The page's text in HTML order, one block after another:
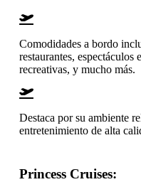
Comodidades a bordo
restaurantes,
recreativas, y mucho más.
Destaca por su ambiente
entretenimiento de alta
Princess Cruises: